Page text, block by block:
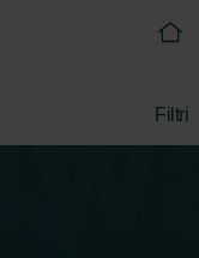
Filtri